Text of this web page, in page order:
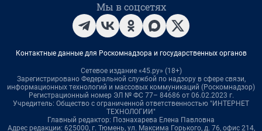
Мы в соцсетях
Контактные данные для Роскомнадзора и государственных органов
Сетевое издание «45.ру» (18+)
Зарегистрировано Федеральной службой по надзору в сфере связи,
информационных технологий и массовых коммуникаций (Роскомнадзор)
Регистрационный номер ЭЛ № ФС 77– 84686 от 06.02.2023 г.
Учредитель: Общество с ограниченной ответственностью "ИНТЕРНЕТ
ТЕХНОЛОГИИ"
Главный редактор: Познахарева Елена Павловна
Адрес редакции: 625000, г. Тюмень, ул. Максима Горького, д. 76, офис 214,